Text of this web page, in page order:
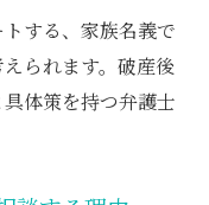
する、家族名義で
られます。破産後
体策を持つ弁護士